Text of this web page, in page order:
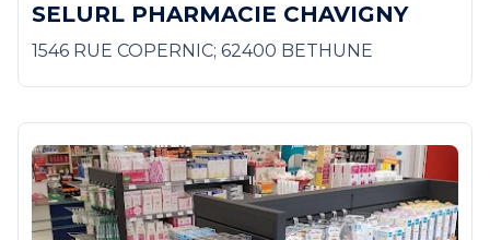
SELURL PHARMACIE CHAVIGNY
1546 RUE COPERNIC; 62400 BETHUNE